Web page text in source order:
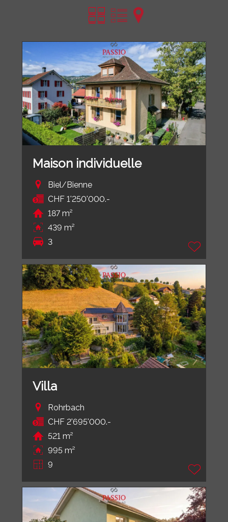
Maison individuelle
Biel/Bienne
CHF 1'250'000.-
187 m²
439 m²
3
Villa
Rohrbach
CHF 2'695'000.-
521 m²
995 m²
9